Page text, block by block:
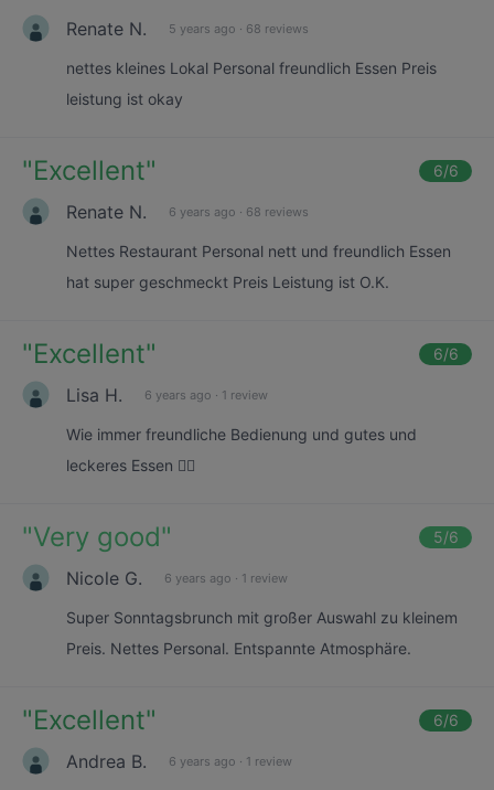
Renate N. 5 years ago · 68 reviews
nettes kleines Lokal Personal freundlich Essen Preis
leistung ist okay
"Excellent" 6/6
Renate N. 6 years ago · 68 reviews
Nettes Restaurant Personal nett und freundlich Essen
hat super geschmeckt Preis Leistung ist O.K.
"Excellent" 6/6
Lisa H. 6 years ago · 1 review
Wie immer freundliche Bedienung und gutes und
leckeres Essen 👍🏻
"Very good" 5/6
Nicole G. 6 years ago · 1 review
Super Sonntagsbrunch mit großer Auswahl zu kleinem
Preis. Nettes Personal. Entspannte Atmosphäre.
"Excellent" 6/6
Andrea B. 6 years ago · 1 review